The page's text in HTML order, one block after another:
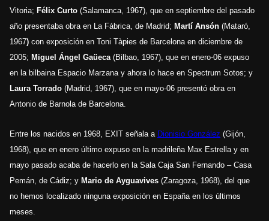
Vitoria; Félix Curto (Salamanca, 1967), que en septiembre del pasado
año presentaba obra en La Fábrica, de Madrid; Martí Ansón (Mataró,
1967) con exposición en Toni Tàpies de Barcelona en diciembre de
2005; Miguel Ángel Gaüeca (Bilbao, 1967), que en enero-06 expuso
en la bilbaina Espacio Marzana y ahora lo hace en Spectrum Sotos; y
Laura Torrado (Madrid, 1967), que en mayo-06 presentó obra en
Antonio de Barnola de Barcelona.
Entre los nacidos en 1968, EXIT señala a Dionisio González (Gijón,
1968), que en enero último expuso en la madrileña Max Estrella y en
mayo pasado acaba de hacerlo en la Sala Caja San Fernando – Casa
Pemán, de Cádiz; y Mario de Ayguavives (Zaragoza, 1968), del que
no hemos localizado ninguna exposición en España en los últimos
meses.